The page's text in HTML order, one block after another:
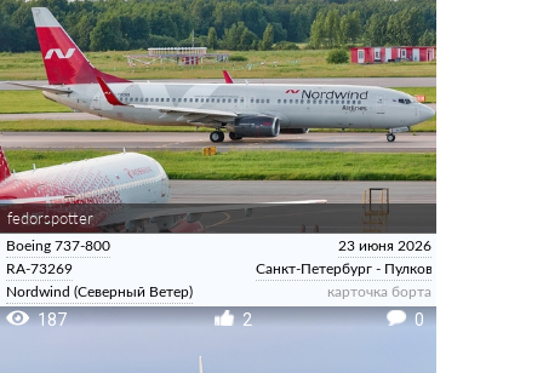
fedorspotter
Boeing 737-800
RA-73269
Nordwind (Северный Ветер)
23 июня 2026
Санкт-Петербург - Пулково
карточка борта
187 2 0